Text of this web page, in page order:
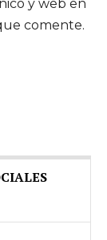
y web en
comente.